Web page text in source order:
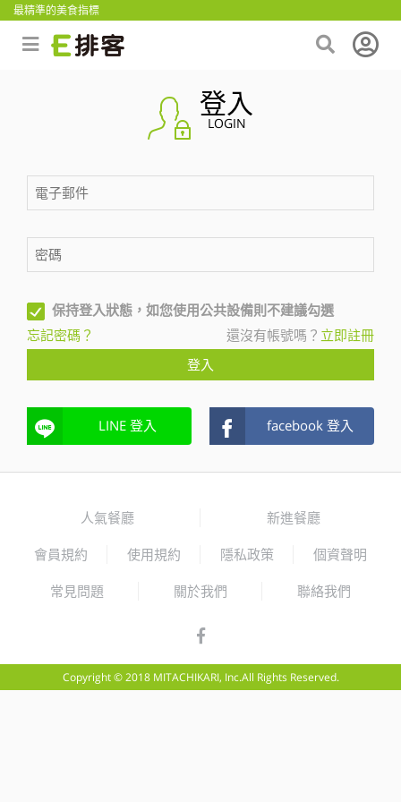
最精準的美食指標
登入
LOGIN
保持登入狀態，如您使用公共設備則不建議勾選
忘記密碼？
還沒有帳號嗎？ 立即註冊
登入
LINE 登入 facebook 登入
人氣餐廳 新進餐廳
會員規約 使用規約 隱私政策 個資聲明
常見問題 關於我們 聯絡我們
Copyright © 2018 MITACHIKARI, Inc.All Rights Reserved.